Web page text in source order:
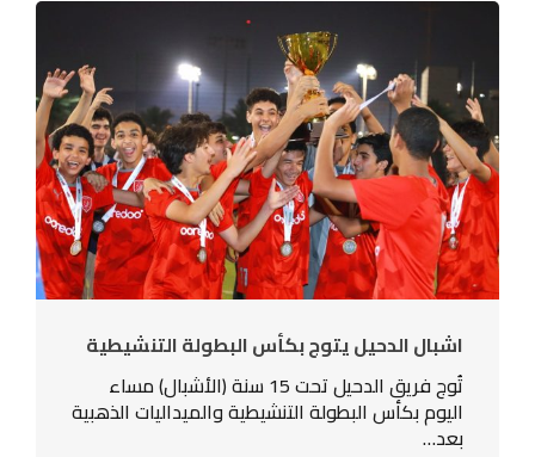
اشبال الدحيل يتوج بكأس البطولة التنشيطية
تُوج فريق الدحيل تحت 15 سنة (الأشبال) مساء
اليوم بكأس البطولة التنشيطية والميداليات الذهبية
بعد…